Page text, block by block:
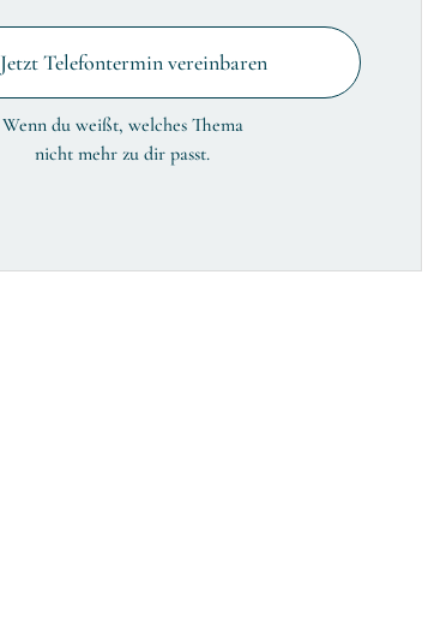
Jetzt Telefontermin vereinbaren
Wenn du weißt, welches Thema
nicht mehr zu dir passt.